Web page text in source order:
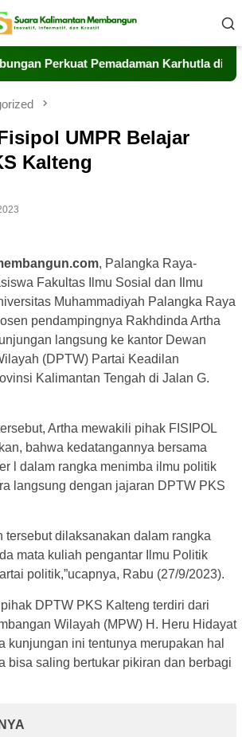
Pemadaman Karhutla di Kumai
UMPR Belajar
Kalteng
, Palangka Raya-
Fakultas Ilmu Sosial dan Ilmu
Muhammadiyah Palangka Raya
pendampingnya Rakhdinda Artha
langsung ke kantor Dewan
(DPTW) Partai Keadilan
Kalimantan Tengah di Jalan G.
Artha mewakili pihak FISIPOL
bahwa kedatangannya bersama
l dalam rangka menimba ilmu politik
langsung dengan jajaran DPTW PKS
tersebut dilaksanakan dalam rangka
mata kuliah pengantar Ilmu Politik
politik,”ucapnya, Rabu (27/9/2023).
DPTW PKS Kalteng terdiri dari
Wilayah (MPW) H. Heru Hidayat
kunjungan ini tentunya merupakan hal
bisa saling bertukar pikiran dan berbagi